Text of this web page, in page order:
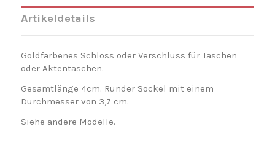
Artikeldetails
Goldfarbenes Schloss oder Verschluss für Taschen
oder Aktentaschen.
Gesamtlänge 4cm. Runder Sockel mit einem
Durchmesser von 3,7 cm.
Siehe andere Modelle.